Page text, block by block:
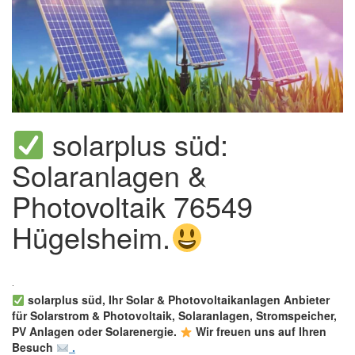
solarplus süd:
Solaranlagen &
Photovoltaik 76549
Hügelsheim.
solarplus süd, Ihr Solar & Photovoltaikanlagen Anbieter
für Solarstrom & Photovoltaik, Solaranlagen, Stromspeicher,
PV Anlagen oder Solarenergie.
Wir freuen uns auf Ihren
Besuch
.